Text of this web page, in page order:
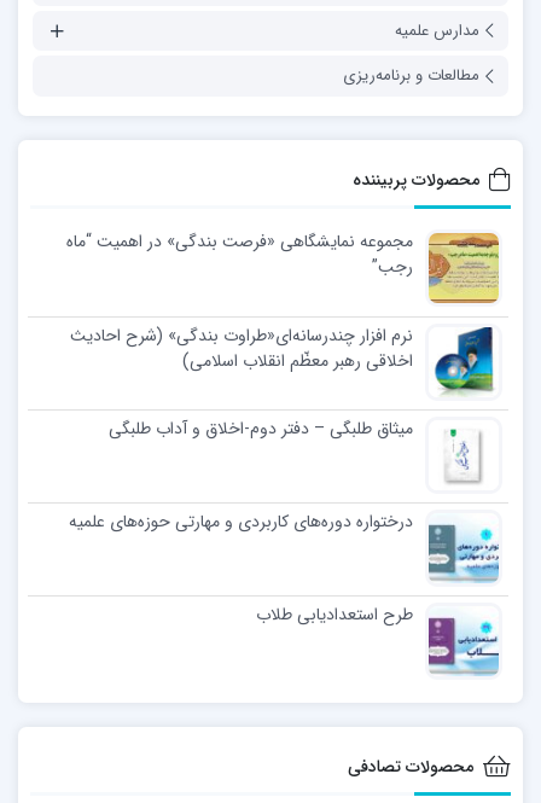
مدارس علمیه
مطالعات و برنامه‌ریزی
محصولات پربیننده
مجموعه نمایشگاهی «فرصت بندگی» در اهمیت “ماه
رجب”
نرم افزار چندرسانه‌ای«طراوت بندگی» (شرح احادیث
اخلاقی رهبر معظّم انقلاب اسلامی)
میثاق طلبگی – دفتر دوم-اخلاق و آداب طلبگی
درختواره دوره‌های کاربردی و مهارتی حوزه‌های علمیه
طرح استعدادیابی طلاب
محصولات تصادفی